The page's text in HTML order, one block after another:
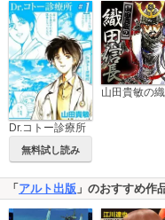
Dr.コトー診療所
無料試し読み
「アルト出版 」のおすすめ作